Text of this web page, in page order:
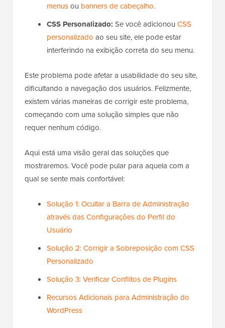
menusou banners de cabeçalho.
CSS Personalizado: Se você adicionou CSS
personalizado ao seu site, ele pode estar
interferindo na exibição correta do seu menu.
Este problema pode afetar a usabilidade do seu site,
dificultando a navegação dos usuários. Felizmente,
existem várias maneiras de corrigir este problema,
começando com uma solução simples que não
requer nenhum código.
Aqui está uma visão geral das soluções que
mostraremos. Você pode pular para aquela com a
qual se sente mais confortável:
Solução 1: Ocultar a Barra de Administração
através das Configurações do Perfil do
Usuário
Solução 2: Corrigir a Sobreposição com CSS
Personalizado
Solução 3: Verificar Conflitos de Plugins
Recursos Adicionais para Administração do
WordPress